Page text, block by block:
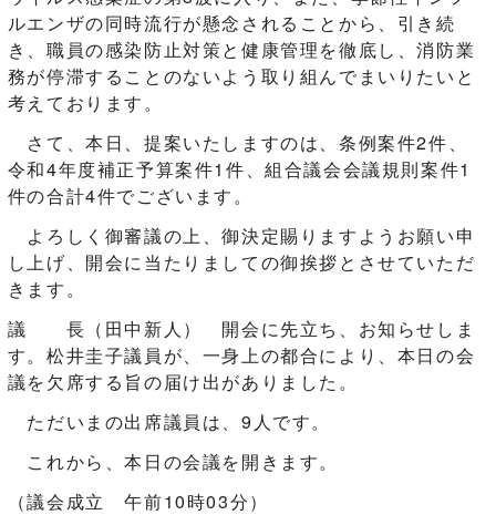
ルエンザの同時流行が懸念されることから、引き続
き、職員の感染防止対策と健康管理を徹底し、消防業
務が停滞することのないよう取り組んでまいりたいと
考えております。
さて、本日、提案いたしますのは、条例案件2件、
令和4年度補正予算案件1件、組合議会会議規則案件1
件の合計4件でございます。
よろしく御審議の上、御決定賜りますようお願い申
し上げ、開会に当たりましての御挨拶とさせていただ
きます。
議 長（田中新人） 開会に先立ち、お知らせしま
す。松井圭子議員が、一身上の都合により、本日の会
議を欠席する旨の届け出がありました。
ただいまの出席議員は、9人です。
これから、本日の会議を開きます。
（議会成立 午前10時03分）